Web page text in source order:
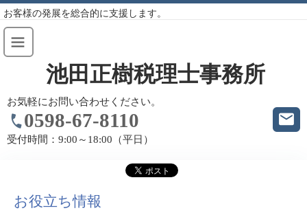
お客様の発展を総合的に支援します。
池田正樹税理士事務所
お気軽にお問い合わせください。
0598-67-8110
受付時間： 9:00～18:00（平日）
お役立ち情報